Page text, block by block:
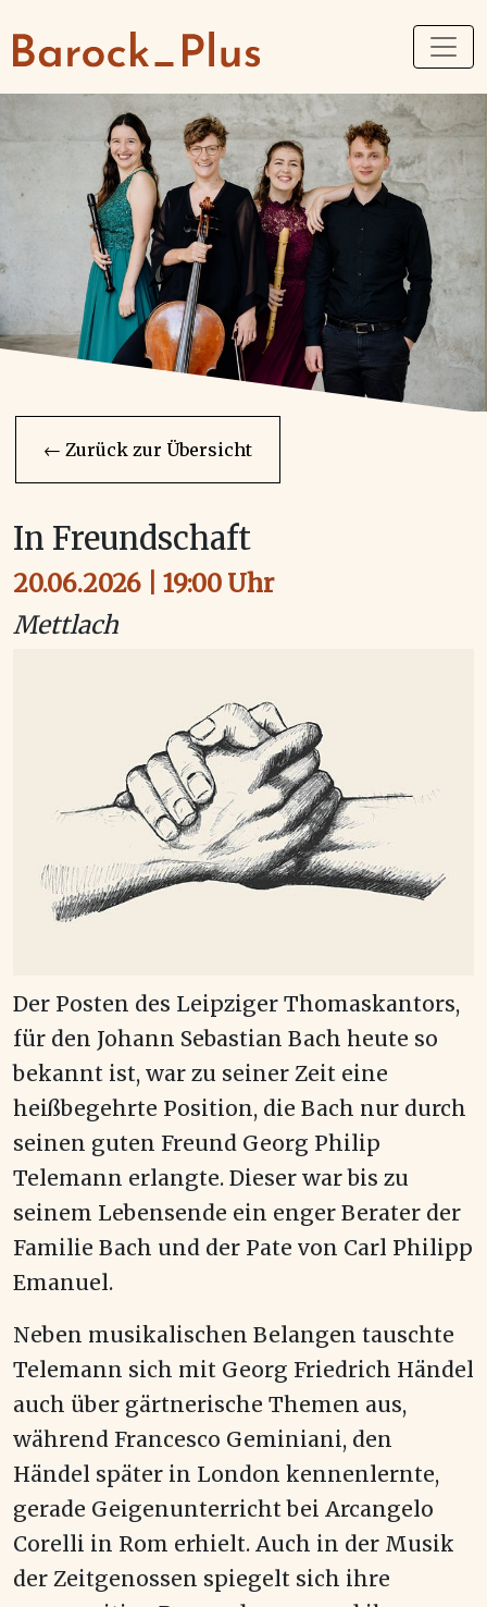
← Zurück zur Übersicht
In Freundschaft
20.06.2026 | 19:00 Uhr
Mettlach
Der Posten des Leipziger Thomaskantors,
für den Johann Sebastian Bach heute so
bekannt ist, war zu seiner Zeit eine
heißbegehrte Position, die Bach nur durch
seinen guten Freund Georg Philip
Telemann erlangte. Dieser war bis zu
seinem Lebensende ein enger Berater der
Familie Bach und der Pate von Carl Philipp
Emanuel.
Neben musikalischen Belangen tauschte
Telemann sich mit Georg Friedrich Händel
auch über gärtnerische Themen aus,
während Francesco Geminiani, den
Händel später in London kennenlernte,
gerade Geigenunterricht bei Arcangelo
Corelli in Rom erhielt. Auch in der Musik
der Zeitgenossen spiegelt sich ihre